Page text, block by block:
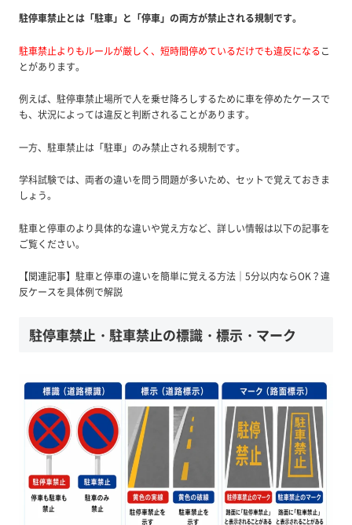
駐停車禁止とは「駐車」と「停車」の両方が禁止される規制です。
駐車禁止よりもルールが厳しく、短時間停めているだけでも違反になるこ
とがあります。
例えば、駐停車禁止場所で人を乗せ降ろしするために車を停めたケースで
も、状況によっては違反と判断されることがあります。
一方、駐車禁止は「駐車」のみ禁止される規制です。
学科試験では、両者の違いを問う問題が多いため、セットで覚えておきま
しょう。
駐車と停車のより具体的な違いや覚え方など、詳しい情報は以下の記事を
ご覧ください。
【関連記事】駐車と停車の違いを簡単に覚える方法｜5分以内ならOK？違
反ケースを具体例で解説
駐停車禁止・駐車禁止の標識・標示・マーク